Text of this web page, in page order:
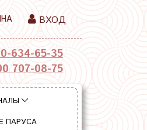
ВХОД
634-65-35
707-08-75
ПАРУСА